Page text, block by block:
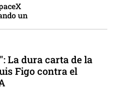
un
La dura carta de la
Figo contra el